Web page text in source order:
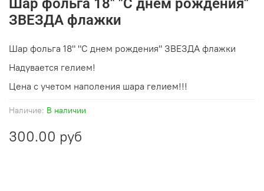
Наличие: В наличии
Шар фольга 18" "С днем рождения"
ЗВЕЗДА флажки
300.00 руб
Шар фольга 18" "С днем рождения" ЗВЕЗДА флажки
Надувается гелием!
Цена с учетом наполения шара гелием!!!